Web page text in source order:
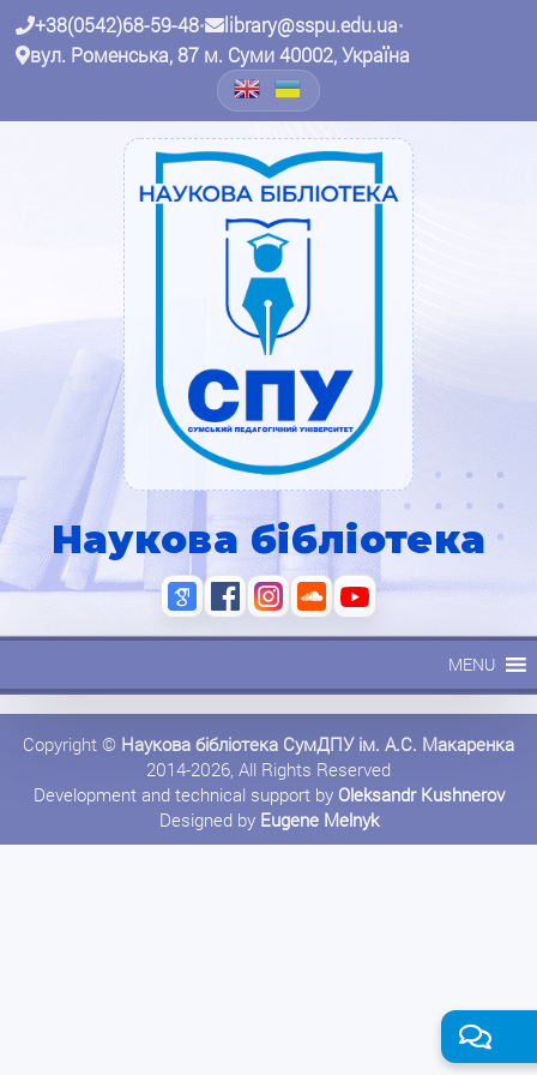
+38(0542)68-59-48• library@sspu.edu.ua•
вул. Роменська, 87 м. Суми 40002, Україна
Наукова бібліотека
MENU
Copyright © Наукова бібліотека СумДПУ ім. А.С. Макаренка
2014-2026, All Rights Reserved
Development and technical support by Oleksandr Kushnerov
Designed by Eugene Melnyk